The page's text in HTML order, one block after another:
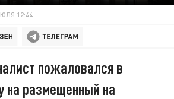
12:44
пожаловался в
на размещенный на